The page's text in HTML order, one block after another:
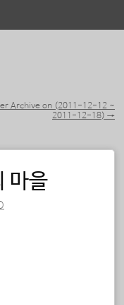
Archive on (2011-12-12 ~
2011-12-18) →
마을